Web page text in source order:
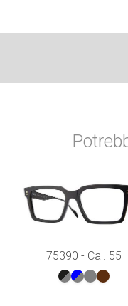
75390 - Cal. 55